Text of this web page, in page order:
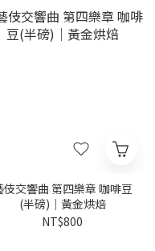
伎交響曲 第四樂章 咖啡豆
(半磅)｜黃金烘焙
NT$800